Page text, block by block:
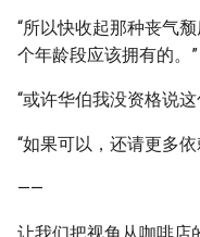
“所以快收起那种丧气
个年龄段应该拥有的。”
“或许华伯我没资格说
“如果可以，还请更多
——